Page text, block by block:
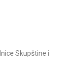
Skupštine i